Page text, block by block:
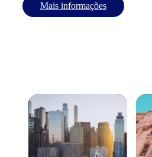
Mais informações